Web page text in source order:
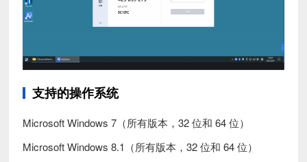
支持的操作系统
Microsoft Windows 7（所有版本，32 位和 64 位）
Microsoft Windows 8.1（所有版本，32 位和 64 位）